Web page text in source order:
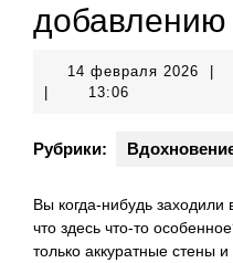
добавлению
14 февраля 2026 14
13:06
Рубрики:
Вы когда-нибудь заходили
что здесь что-то
только аккуратные стены